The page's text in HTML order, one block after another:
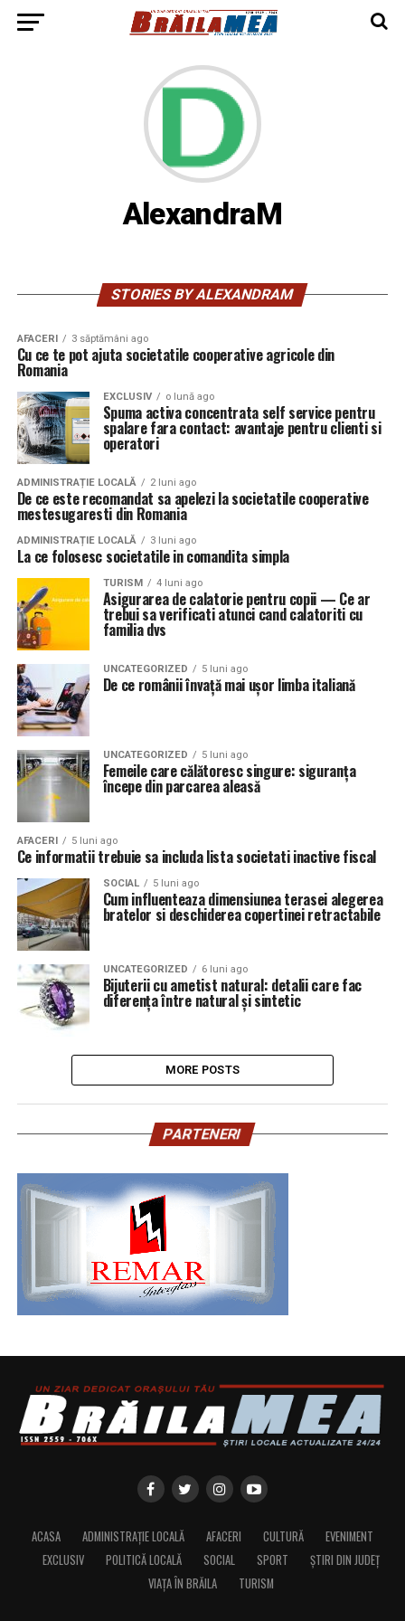
AlexandraM
STORIES BY ALEXANDRAM
AFACERI 3 săptămâni ago
Cu ce te pot ajuta societatile cooperative agricole din
Romania
EXCLUSIV o lună ago
Spuma activa concentrata self service pentru
spalare fara contact: avantaje pentru clienti si
operatori
ADMINISTRAȚIE LOCALĂ 2 luni ago
De ce este recomandat sa apelezi la societatile cooperative
mestesugaresti din Romania
ADMINISTRAȚIE LOCALĂ 3 luni ago
La ce folosesc societatile in comandita simpla
TURISM 4 luni ago
Asigurarea de calatorie pentru copii — Ce ar
trebui sa verificati atunci cand calatoriti cu
familia dvs
UNCATEGORIZED 5 luni ago
De ce românii învață mai ușor limba italiană
UNCATEGORIZED 5 luni ago
Femeile care călătoresc singure: siguranța
începe din parcarea aleasă
AFACERI 5 luni ago
Ce informatii trebuie sa includa lista societati inactive fiscal
SOCIAL 5 luni ago
Cum influenteaza dimensiunea terasei alegerea
bratelor si deschiderea copertinei retractabile
UNCATEGORIZED 6 luni ago
Bijuterii cu ametist natural: detalii care fac
diferența între natural și sintetic
MORE POSTS
PARTENERI
ACASA ADMINISTRAȚIE LOCALĂ AFACERI CULTURĂ
EVENIMENT
EXCLUSIV
POLITICĂ LOCALĂ SOCIAL SPORT
ȘTIRI DIN JUDEȚ
VIAȚA ÎN BRĂILA
TURISM